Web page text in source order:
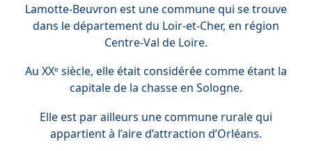
Lamotte-Beuvron est une commune qui se trouve
dans le département du Loir-et-Cher, en région
Centre-Val de Loire.
Au XXᵉ siècle, elle était considérée comme étant la
capitale de la chasse en Sologne.
Elle est par ailleurs une commune rurale qui
appartient à l’aire d’attraction d’Orléans.